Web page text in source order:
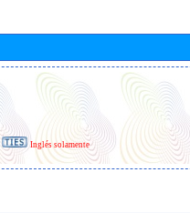
Inglés solamente